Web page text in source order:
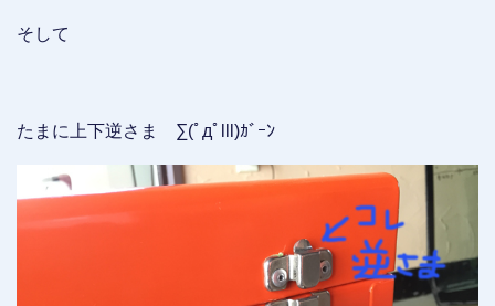
そして
たまに上下逆さま ∑(ﾟдﾟlll)ｶﾞｰﾝ